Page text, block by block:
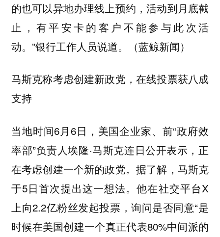
的也可以异地办理线上预约，活动到月底截
止，有平安卡的客户不能参与此次活
动。”银行工作人员说道。（蓝鲸新闻）
马斯克称考虑创建新政党，在线投票获八成
支持
当地时间6月6日，美国企业家、前“政府效
率部”负责人埃隆·马斯克连日公开表示，正
在考虑创建一个新的政党。据了解，马斯克
于5日首次提出这一想法。他在社交平台X
上向2.2亿粉丝发起投票，询问是否同意“是
时候在美国创建一个真正代表80%中间派的